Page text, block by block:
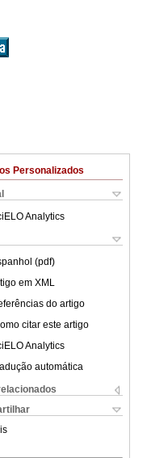
Personalizados
Analytics
(pdf)
em XML
do artigo
citar este artigo
Analytics
automática